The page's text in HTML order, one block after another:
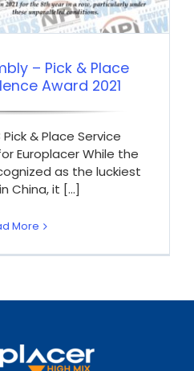
– Pick & Place
Award 2021
& Place Service
Europlacer While the
as the luckiest
China, it [...]
More